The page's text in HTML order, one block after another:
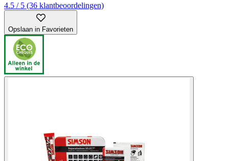
4.5 / 5 (36 klantbeoordelingen)
Opslaan in Favorieten